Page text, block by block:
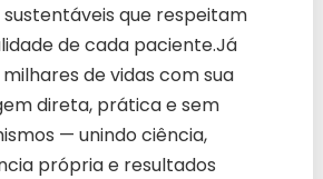
que respeitam
de cada paciente.Já
de vidas com sua
direta, prática e sem
— unindo ciência,
própria e resultados